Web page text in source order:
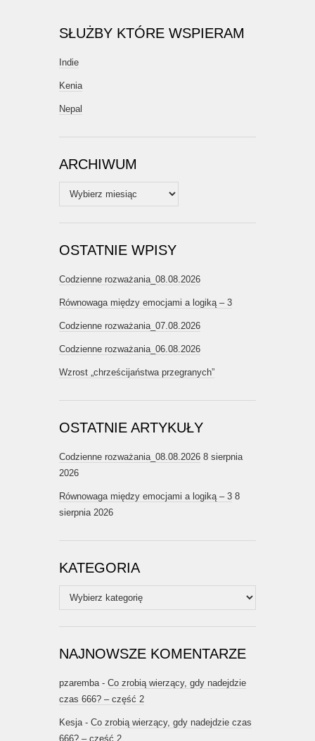
SŁUŻBY KTÓRE WSPIERAM
Indie
Kenia
Nepal
ARCHIWUM
Archiwum
OSTATNIE WPISY
Codzienne rozważania_08.08.2026
Równowaga między emocjami a logiką – 3
Codzienne rozważania_07.08.2026
Codzienne rozważania_06.08.2026
Wzrost „chrześcijaństwa przegranych”
OSTATNIE ARTYKUŁY
Codzienne rozważania_08.08.2026 8 sierpnia
2026
Równowaga między emocjami a logiką – 3 8
sierpnia 2026
KATEGORIA
Kategoria
NAJNOWSZE KOMENTARZE
pzaremba- Co zrobią wierzący, gdy nadejdzie
czas 666? – część 2
Kesja- Co zrobią wierzący, gdy nadejdzie czas
666? – część 2